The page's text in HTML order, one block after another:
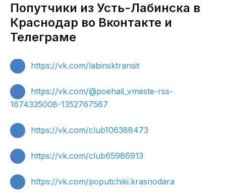
Попутчики из Усть-Лабинска в
Краснодар во Вконтакте и
Телеграме
https://vk.com/labinsktransit
https://vk.com/@poehali_vmeste-rss-
1674335008-1352767567
https://vk.com/club106388473
https://vk.com/club65986913
https://vk.com/poputchiki.krasnodara